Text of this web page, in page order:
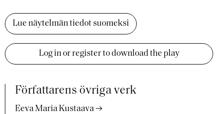
Lue näytelmän tiedot suomeksi
Log in or register to download the play
Författarens övriga verk
Eeva Maria Kustaava